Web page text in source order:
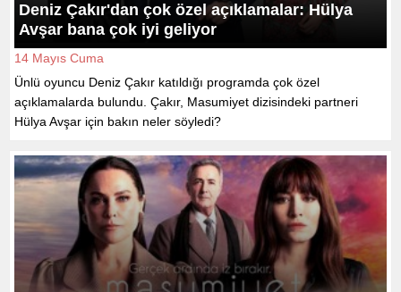
Deniz Çakır'dan çok özel açıklamalar: Hülya
Avşar bana çok iyi geliyor
14 Mayıs Cuma
Ünlü oyuncu Deniz Çakır katıldığı programda çok özel
açıklamalarda bulundu. Çakır, Masumiyet dizisindeki partneri
Hülya Avşar için bakın neler söyledi?